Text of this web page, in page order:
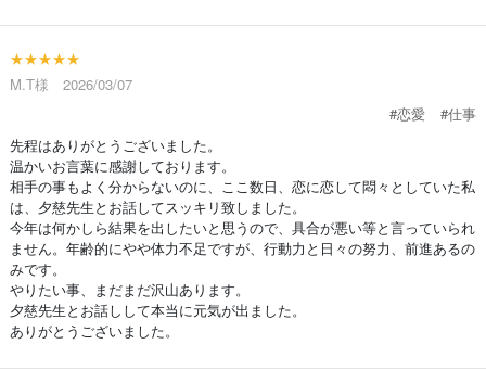
★★★★★
M.T様 2026/03/07
#恋愛
#仕事
先程はありがとうございました。
温かいお言葉に感謝しております。
相手の事もよく分からないのに、ここ数日、恋に恋して悶々としていた私
は、夕慈先生とお話してスッキリ致しました。
今年は何かしら結果を出したいと思うので、具合が悪い等と言っていられ
ません。年齢的にやや体力不足ですが、行動力と日々の努力、前進あるの
みです。
やりたい事、まだまだ沢山あります。
夕慈先生とお話しして本当に元気が出ました。
ありがとうございました。